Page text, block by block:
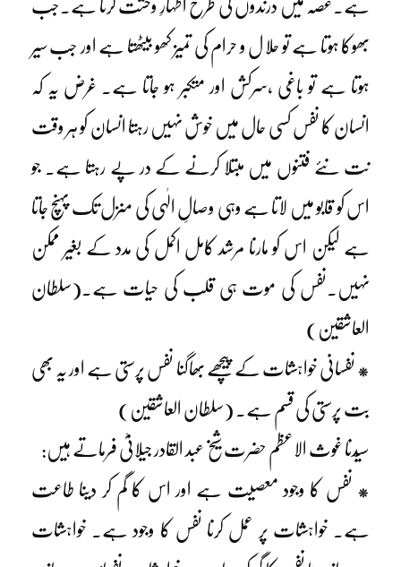
ہے۔غصہ میں درندوں کی طرح اظہارِ وحشت کرتا ہے۔جب
بھوکا ہوتا ہے تو حلا ل و حرام کی تمیز کھو بیٹھتا ہے اور جب سیر
ہوتا ہے تو باغی ،سرکش اور متکبر ہو جاتا ہے۔ غرض یہ کہ
انسان کا نفس کسی حال میں خوش نہیں رہتا انسان کو ہر وقت
نت نئے فتنوں میں مبتلا کرنے کے در پے رہتا ہے۔ جو
اس کو قابو میں لاتا ہے وہی وصالِ الٰہی کی منزل تک پہنچ جاتا
ہے لیکن اس کو مارنا مرشد کامل اکمل کی مدد کے بغیر ممکن
نہیں۔نفس کی موت ہی قلب کی حیات ہے۔(سلطان
العاشقین)
* نفسانی خواہشات کے پیچھے بھاگنا نفس پرستی ہے اور یہ بھی
بت پرستی کی قسم ہے۔ (سلطان العاشقین)
سیّدنا غوث الاعظم حضرت شیخ عبد القادر جیلانیؓ فرماتے ہیں:
* نفس کا وجود معصیت ہے اور اس کا گم کر دینا طاعت
ہے۔ خواہشات پر عمل کرنا نفس کا وجود ہے۔ خواہشات